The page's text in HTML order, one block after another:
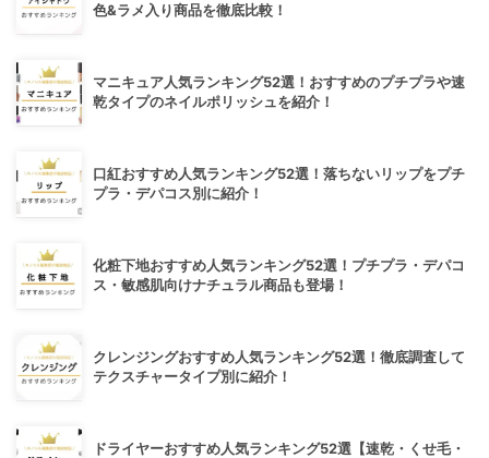
色&ラメ入り商品を徹底比較！
マニキュア人気ランキング52選！おすすめのプチプラや速
乾タイプのネイルポリッシュを紹介！
口紅おすすめ人気ランキング52選！落ちないリップをプチ
プラ・デパコス別に紹介！
化粧下地おすすめ人気ランキング52選！プチプラ・デパコ
ス・敏感肌向けナチュラル商品も登場！
クレンジングおすすめ人気ランキング52選！徹底調査して
テクスチャータイプ別に紹介！
ドライヤーおすすめ人気ランキング52選【速乾・くせ毛・